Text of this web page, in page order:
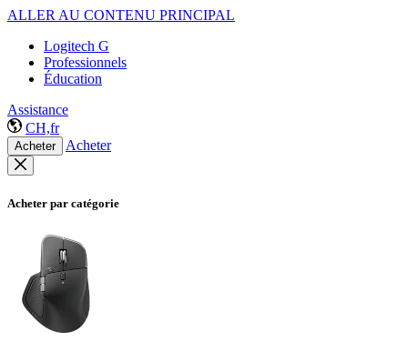
ALLER AU CONTENU PRINCIPAL
Logitech G
Professionnels
Éducation
Assistance
CH,fr
Acheter Acheter
Acheter par catégorie